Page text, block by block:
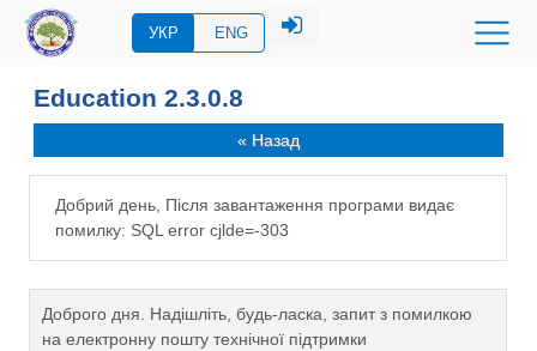
УКР ENG
Education 2.3.0.8
« Назад
Добрий день, Після завантаження програми видає
помилку: SQL error cjlde=-303
Доброго дня. Надішліть, будь-ласка, запит з помилкою
на електронну пошту технічної підтримки